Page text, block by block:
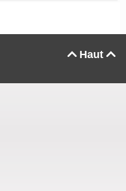
Haut 